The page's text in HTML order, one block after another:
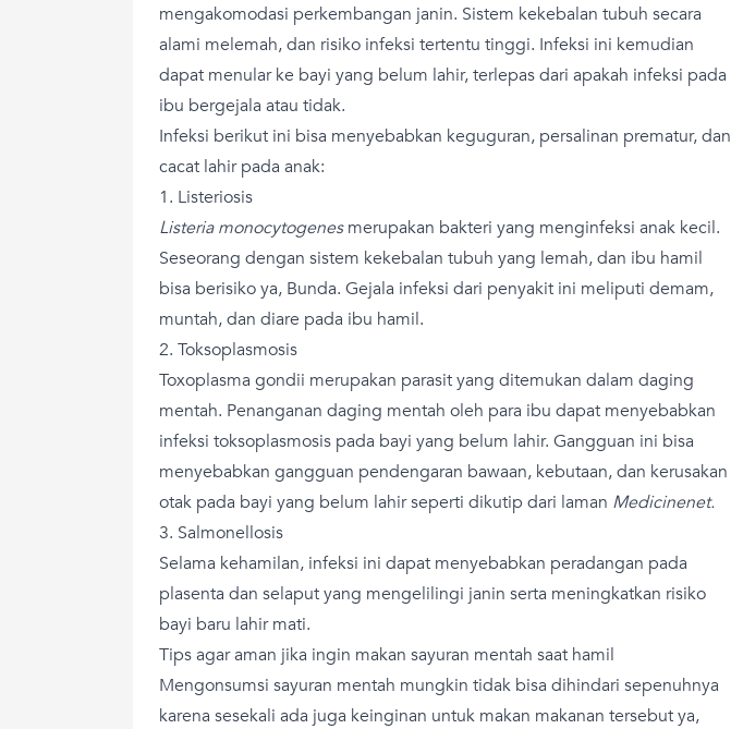
mengakomodasi perkembangan janin. Sistem kekebalan tubuh secara
alami melemah, dan risiko infeksi tertentu tinggi. Infeksi ini kemudian
dapat menular ke bayi yang belum lahir, terlepas dari apakah infeksi pada
ibu bergejala atau tidak.
Infeksi berikut ini bisa menyebabkan keguguran, persalinan prematur, dan
cacat lahir pada anak:
1. Listeriosis
Listeria monocytogenesmerupakan bakteri yang menginfeksi anak kecil.
Seseorang dengan sistem kekebalan tubuh yang lemah, dan ibu hamil
bisa berisiko ya, Bunda. Gejala infeksi dari penyakit ini meliputi demam,
muntah, dan diare pada ibu hamil.
2. Toksoplasmosis
Toxoplasma gondii merupakan parasit yang ditemukan dalam daging
mentah. Penanganan daging mentah oleh para ibu dapat menyebabkan
infeksi toksoplasmosis pada bayi yang belum lahir. Gangguan ini bisa
menyebabkan gangguan pendengaran bawaan, kebutaan, dan kerusakan
otak pada bayi yang belum lahir seperti dikutip dari laman Medicinenet.
3. Salmonellosis
Selama kehamilan, infeksi ini dapat menyebabkan peradangan pada
plasenta dan selaput yang mengelilingi janin serta meningkatkan risiko
bayi baru lahir mati.
Tips agar aman jika ingin makan sayuran mentah saat hamil
Mengonsumsi sayuran mentah mungkin tidak bisa dihindari sepenuhnya
karena sesekali ada juga keinginan untuk makan makanan tersebut ya,